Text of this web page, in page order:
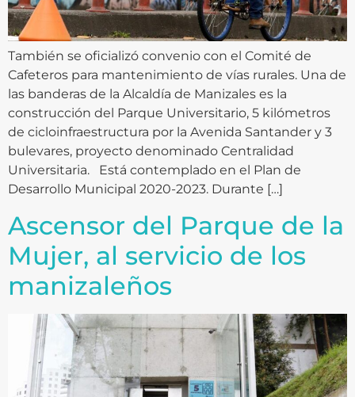
También se oficializó convenio con el Comité de
Cafeteros para mantenimiento de vías rurales. Una de
las banderas de la Alcaldía de Manizales es la
construcción del Parque Universitario, 5 kilómetros
de cicloinfraestructura por la Avenida Santander y 3
bulevares, proyecto denominado Centralidad
Universitaria. Está contemplado en el Plan de
Desarrollo Municipal 2020-2023. Durante […]
Ascensor del Parque de la
Mujer, al servicio de los
manizaleños